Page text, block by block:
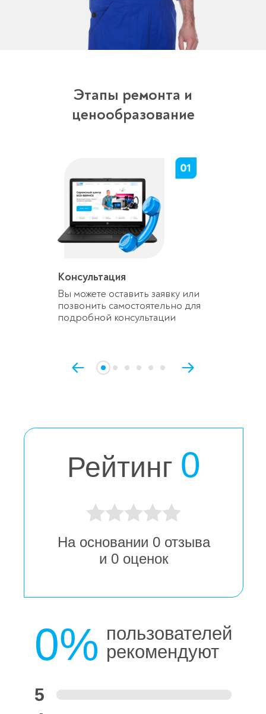
Этапы ремонта и
ценообразование
Консультация
Вы можете оставить заявку или
позвонить самостоятельно для
подробной консультации
Рейтинг 0
На основании 0отзыва
и 0оценок
0% пользователей
рекомендуют
5